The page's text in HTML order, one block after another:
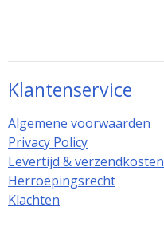
Klantenservice
Algemene voorwaarden
Privacy Policy
Levertijd & verzendkosten
Herroepingsrecht
Klachten